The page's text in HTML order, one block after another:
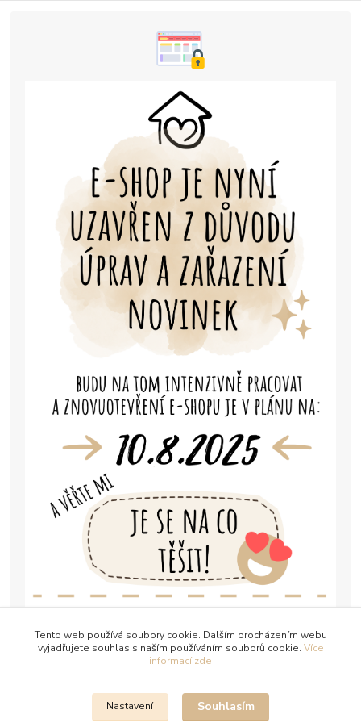
Tento web používá soubory cookie. Dalším procházením webu
vyjadřujete souhlas s naším používáním souborů cookie. Více
informací zde
Nastavení Souhlasím